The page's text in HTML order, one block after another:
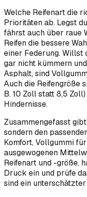
Welche Reifenart die
Prioritäten ab. Legst
fährst auch über raue
Reifen die bessere
einer Federung. Willst
gar nicht kümmern
Asphalt, sind
Auch die Reifengröße
B. 10 Zoll statt 8,5
Hindernisse.
Zusammengefasst
sondern den
Komfort, Vollgummi
ausgewogenen
Reifenart und -größe,
Druck ein und prüfe
sind ein